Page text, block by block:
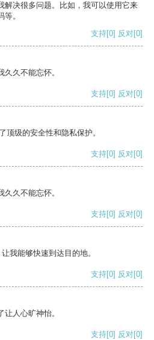
解决很多问题。比如，我可以使用它来
。
支持[0] 反对[0]
久不能忘怀。
支持[0] 反对[0]
顶级的安全性和隐私保护。
支持[0] 反对[0]
久不能忘怀。
支持[0] 反对[0]
我能够快速到达目的地。
支持[0] 反对[0]
人心旷神怡。
支持[0] 反对[0]